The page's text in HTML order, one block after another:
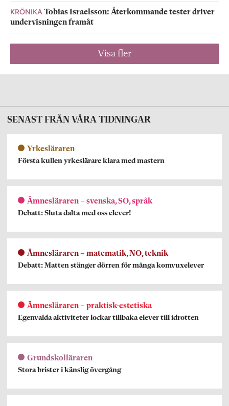
KRÖNIKATobias Israelsson: Återkommande tester driver
undervisningen framåt
Visa fler
SENAST FRÅN VÅRA TIDNINGAR
Yrkesläraren
Första kullen yrkeslärare klara med mastern
Ämnesläraren – svenska, SO, språk
Debatt: Sluta dalta med oss elever!
Ämnesläraren – matematik, NO, teknik
Debatt: Matten stänger dörren för många komvuxelever
Ämnesläraren – praktisk-estetiska
Egenvalda aktiviteter lockar tillbaka elever till idrotten
Grundskolläraren
Stora brister i känslig övergång